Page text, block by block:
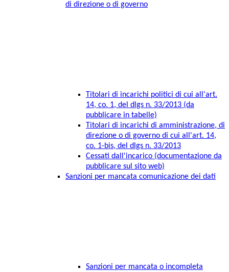
di direzione o di governo
Titolari di incarichi politici di cui all'art.
14, co. 1, del dlgs n. 33/2013 (da
pubblicare in tabelle)
Titolari di incarichi di amministrazione, di
direzione o di governo di cui all'art. 14,
co. 1-bis, del dlgs n. 33/2013
Cessati dall'incarico (documentazione da
pubblicare sul sito web)
Sanzioni per mancata comunicazione dei dati
Sanzioni per mancata o incompleta